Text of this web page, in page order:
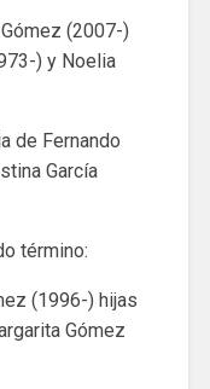
(2007-)
) y Noelia
de Fernando
García
término:
(1996-) hijas
Gómez